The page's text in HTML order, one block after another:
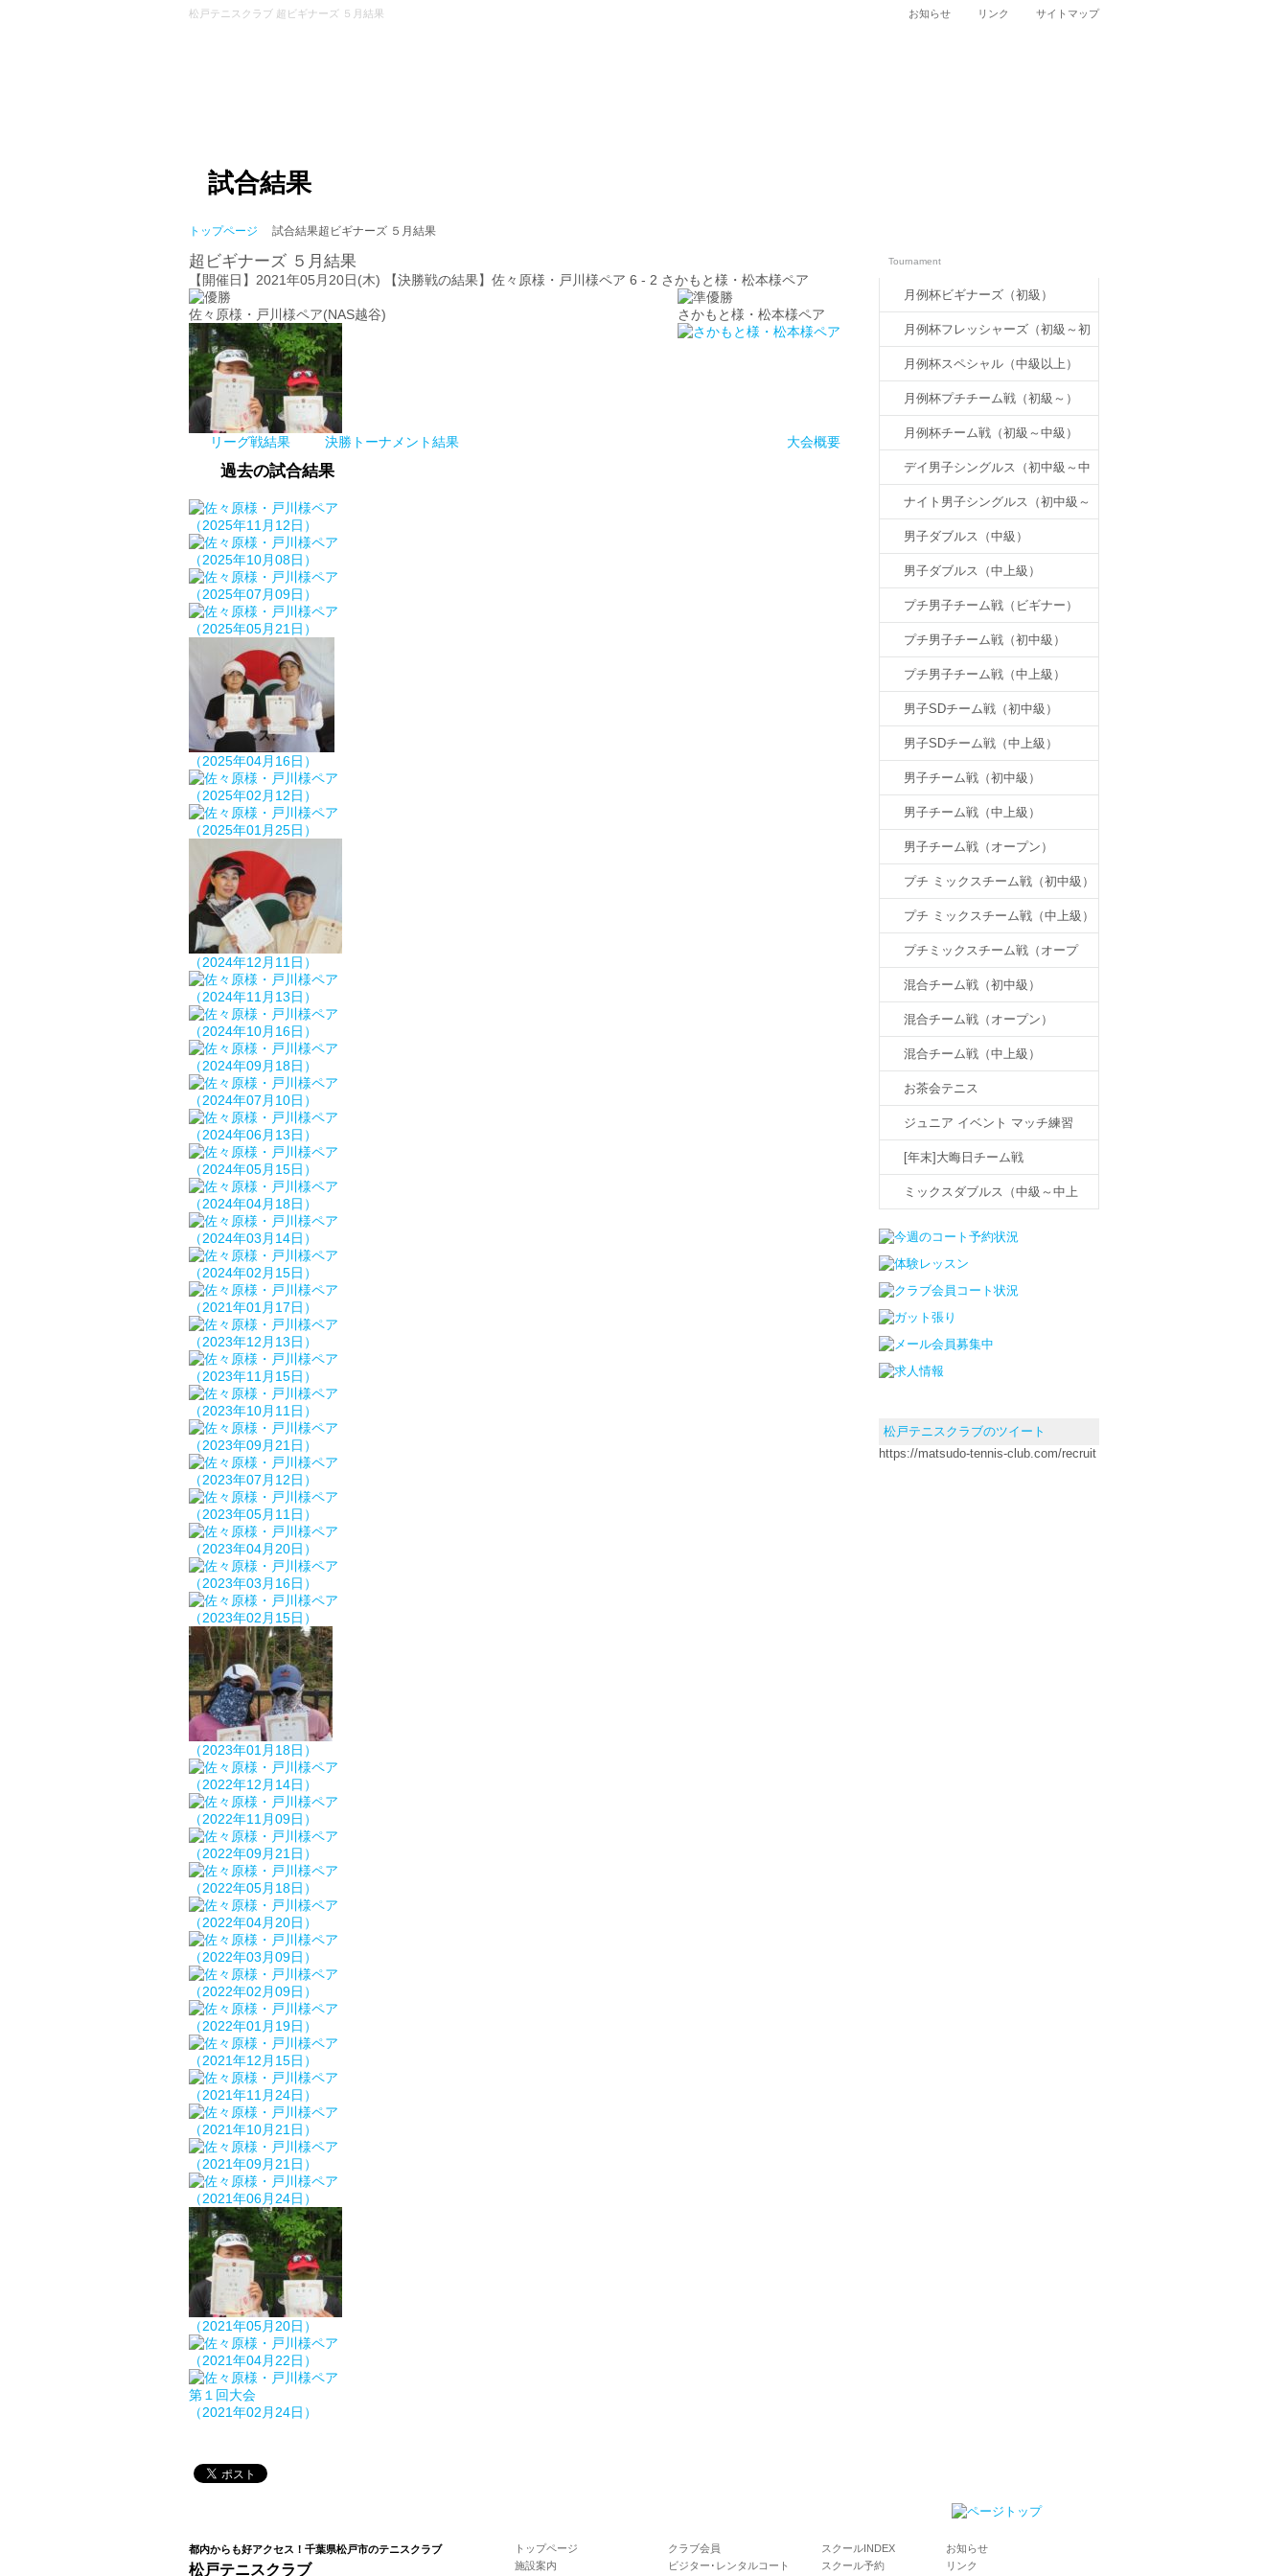
松戸テニスクラブ 超ビギナーズ ５月結果 お知らせ リンク サイトマップ
試合結果
トップページ 試合結果超ビギナーズ ５月結果
超ビギナーズ ５月結果
【開催日】2021年05月20日(木) 【決勝戦の結果】佐々原様・戸川様ペア 6 - 2 さかもと様・松本様ペア
佐々原様・戸川様ペア(NAS越谷) さかもと様・松本様ペア
リーグ戦結果 決勝トーナメント結果 大会概要
過去の試合結果
（2025年11月12日）
（2025年10月08日）
（2025年07月09日）
（2025年05月21日）
（2025年04月16日）
（2025年02月12日）
（2025年01月25日）
（2024年12月11日）
（2024年11月13日）
（2024年10月16日）
（2024年09月18日）
（2024年07月10日）
（2024年06月13日）
（2024年05月15日）
（2024年04月18日）
（2024年03月14日）
（2024年02月15日）
（2021年01月17日）
（2023年12月13日）
（2023年11月15日）
（2023年10月11日）
（2023年09月21日）
（2023年07月12日）
（2023年05月11日）
（2023年04月20日）
（2023年03月16日）
（2023年02月15日）
（2023年01月18日）
（2022年12月14日）
（2022年11月09日）
（2022年09月21日）
（2022年05月18日）
（2022年04月20日）
（2022年03月09日）
（2022年02月09日）
（2022年01月19日）
（2021年12月15日）
（2021年11月24日）
（2021年10月21日）
（2021年09月21日）
（2021年06月24日）
（2021年05月20日）
（2021年04月22日）
第１回大会
（2021年02月24日）
Tournament
月例杯ビギナーズ（初級）
月例杯フレッシャーズ（初級～初
中級）
月例杯スペシャル（中級以上）
月例杯プチチーム戦（初級～）
月例杯チーム戦（初級～中級）
デイ男子シングルス（初中級～中
上級）
ナイト男子シングルス（初中級～
中上級）
男子ダブルス（中級）
男子ダブルス（中上級）
プチ男子チーム戦（ビギナー）
プチ男子チーム戦（初中級）
プチ男子チーム戦（中上級）
男子SDチーム戦（初中級）
男子SDチーム戦（中上級）
男子チーム戦（初中級）
男子チーム戦（中上級）
男子チーム戦（オープン）
プチ ミックスチーム戦（初中級）
プチ ミックスチーム戦（中上級）
プチミックスチーム戦（オープ
ン）
混合チーム戦（初中級）
混合チーム戦（オープン）
混合チーム戦（中上級）
お茶会テニス
ジュニア イベント マッチ練習
[年末]大晦日チーム戦
ミックスダブルス（中級～中上
松戸テニスクラブのツイート
https://matsudo-tennis-club.com/recruit
都内からも好アクセス！千葉県松戸市のテニスクラブ
松戸テニスクラブ
トップページ
施設案内
クラブ会員
ビジター･レンタルコート
スクールINDEX
スクール予約
お知らせ
リンク